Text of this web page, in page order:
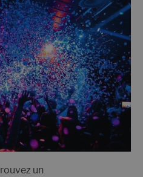
un